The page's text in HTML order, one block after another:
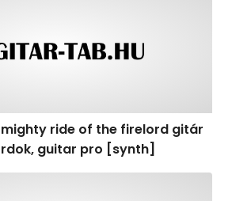
ride of the firelord gitár
guitar pro [synth]